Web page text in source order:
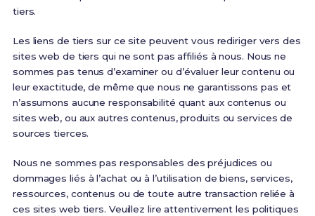
tiers.
Les liens de tiers sur ce site peuvent vous rediriger vers des
sites web de tiers qui ne sont pas affiliés à nous. Nous ne
sommes pas tenus d’examiner ou d’évaluer leur contenu ou
leur exactitude, de même que nous ne garantissons pas et
n’assumons aucune responsabilité quant aux contenus ou
sites web, ou aux autres contenus, produits ou services de
sources tierces.
Nous ne sommes pas responsables des préjudices ou
dommages liés à l’achat ou à l’utilisation de biens, services,
ressources, contenus ou de toute autre transaction reliée à
ces sites web tiers. Veuillez lire attentivement les politiques